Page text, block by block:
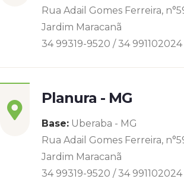
Rua Adail Gomes Ferreira,
Jardim Maracanã
34 99319-9520 / 34 991102024
Planura - MG
Base: Uberaba - MG
Rua Adail Gomes Ferreira,
Jardim Maracanã
34 99319-9520 / 34 991102024